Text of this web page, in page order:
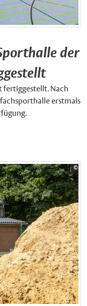
der
fertiggestellt. Nach
erstmals
©